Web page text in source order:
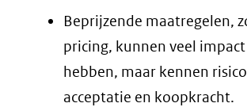
Beprijzende maatregelen,
pricing, kunnen veel impact
hebben, maar kennen
acceptatie en koopkracht.